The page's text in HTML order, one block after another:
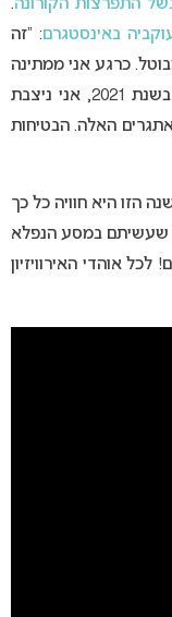
.
באינסטגרם: “זה
כרגע אני ממתינה
שדרכי להמשך תתבהר ולמה שיקרה בפועל בשנת 2021, אני ניצבת
האלה. הבטיחות
הזו היא חוויה כל כך
שעשיתם במסע הנפלא
אוהדי האירוויזיון